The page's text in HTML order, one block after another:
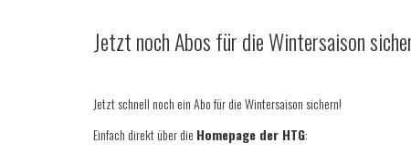
Jetzt noch Abos für die Wintersaison
Jetzt schnell noch ein Abo für die Wintersaison sichern!
Einfach direkt über die Homepage der HTG: